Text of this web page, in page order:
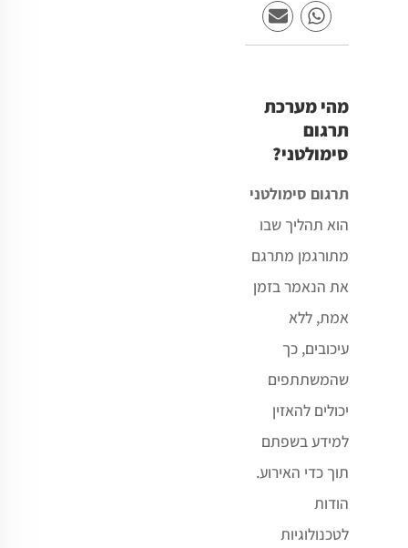
מהי מערכת
תרגום
סימולטני?
תרגום סימולטני
הוא תהליך שבו
מתורגמן מתרגם
את הנאמר בזמן
אמת, ללא
עיכובים, כך
שהמשתתפים
יכולים להאזין
למידע בשפתם
תוך כדי האירוע.
הודות
לטכנולוגיות